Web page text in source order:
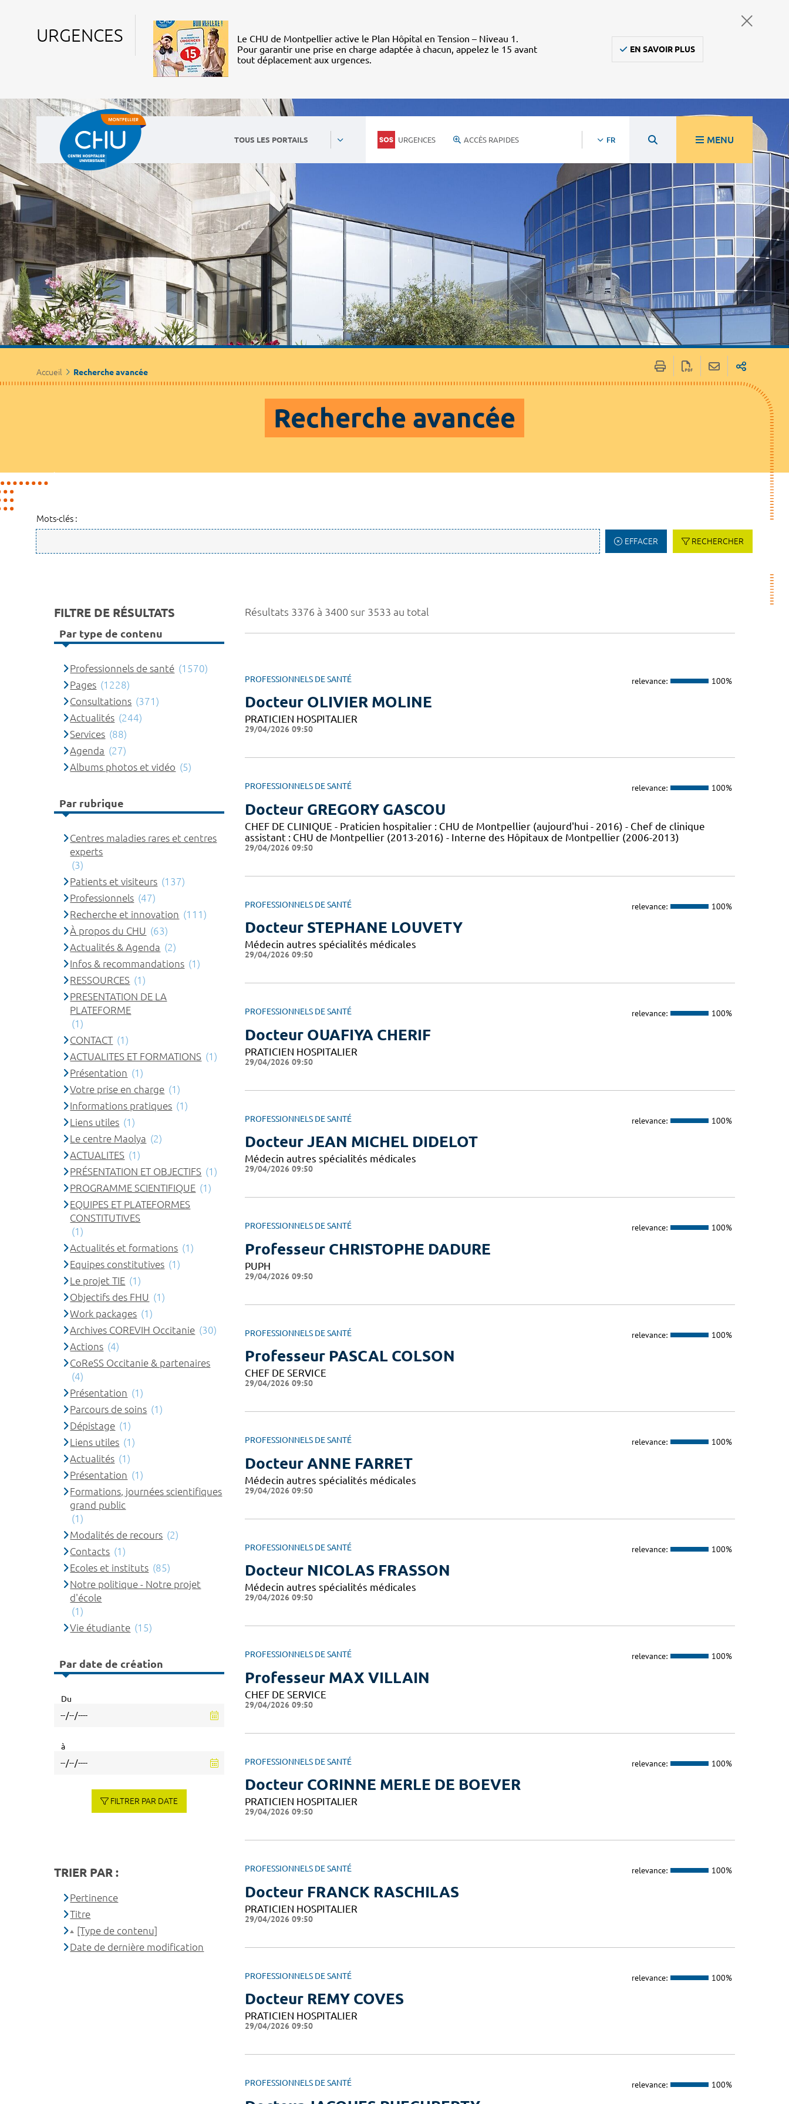
URGENCES
Le CHU de Montpellier active le Plan Hôpital en Tension – Niveau 1.
Pour garantir une prise en charge adaptée à chacun, appelez le 15 avant
tout déplacement aux urgences.
EN SAVOIR PLUS
TOUS LES PORTAILS URGENCES ACCÈS RAPIDES FR MENU
Accueil Recherche avancée
Recherche avancée
Mots-clés :
EFFACER RECHERCHER
Résultats 3376 à 3400 sur 3533 au total
PROFESSIONNELS DE SANTÉ relevance: 100%
Docteur OLIVIER MOLINE
PRATICIEN HOSPITALIER
29/04/2026 09:50
PROFESSIONNELS DE SANTÉ relevance: 100%
Docteur GREGORY GASCOU
CHEF DE CLINIQUE - Praticien hospitalier : CHU de Montpellier (aujourd'hui - 2016) - Chef de clinique
assistant : CHU de Montpellier (2013-2016) - Interne des Hôpitaux de Montpellier (2006-2013)
29/04/2026 09:50
PROFESSIONNELS DE SANTÉ relevance: 100%
Docteur STEPHANE LOUVETY
Médecin autres spécialités médicales
29/04/2026 09:50
PROFESSIONNELS DE SANTÉ relevance: 100%
Docteur OUAFIYA CHERIF
PRATICIEN HOSPITALIER
29/04/2026 09:50
PROFESSIONNELS DE SANTÉ relevance: 100%
Docteur JEAN MICHEL DIDELOT
Médecin autres spécialités médicales
29/04/2026 09:50
PROFESSIONNELS DE SANTÉ relevance: 100%
Professeur CHRISTOPHE DADURE
PUPH
29/04/2026 09:50
PROFESSIONNELS DE SANTÉ relevance: 100%
Professeur PASCAL COLSON
CHEF DE SERVICE
29/04/2026 09:50
PROFESSIONNELS DE SANTÉ relevance: 100%
Docteur ANNE FARRET
Médecin autres spécialités médicales
29/04/2026 09:50
PROFESSIONNELS DE SANTÉ relevance: 100%
Docteur NICOLAS FRASSON
Médecin autres spécialités médicales
29/04/2026 09:50
PROFESSIONNELS DE SANTÉ relevance: 100%
Professeur MAX VILLAIN
CHEF DE SERVICE
29/04/2026 09:50
PROFESSIONNELS DE SANTÉ relevance: 100%
Docteur CORINNE MERLE DE BOEVER
PRATICIEN HOSPITALIER
29/04/2026 09:50
PROFESSIONNELS DE SANTÉ relevance: 100%
Docteur FRANCK RASCHILAS
PRATICIEN HOSPITALIER
29/04/2026 09:50
PROFESSIONNELS DE SANTÉ relevance: 100%
Docteur REMY COVES
PRATICIEN HOSPITALIER
29/04/2026 09:50
PROFESSIONNELS DE SANTÉ relevance: 100%
FILTRE DE RÉSULTATS
Par type de contenu
Professionnels de santé (1570)
Pages (1228)
Consultations (371)
Actualités (244)
Services (88)
Agenda (27)
Albums photos et vidéo (5)
Par rubrique
Centres maladies rares et centres
experts
(3)
Patients et visiteurs (137)
Professionnels (47)
Recherche et innovation (111)
À propos du CHU (63)
Actualités & Agenda (2)
Infos & recommandations (1)
RESSOURCES (1)
PRESENTATION DE LA
PLATEFORME
(1)
CONTACT (1)
ACTUALITES ET FORMATIONS (1)
Présentation (1)
Votre prise en charge (1)
Informations pratiques (1)
Liens utiles (1)
Le centre Maolya (2)
ACTUALITES (1)
PRÉSENTATION ET OBJECTIFS (1)
PROGRAMME SCIENTIFIQUE (1)
EQUIPES ET PLATEFORMES
CONSTITUTIVES
(1)
Actualités et formations (1)
Equipes constitutives (1)
Le projet TIE (1)
Objectifs des FHU (1)
Work packages (1)
Archives COREVIH Occitanie (30)
Actions (4)
CoReSS Occitanie & partenaires
(4)
Présentation (1)
Parcours de soins (1)
Dépistage (1)
Liens utiles (1)
Actualités (1)
Présentation (1)
Formations, journées scientifiques
grand public
(1)
Modalités de recours (2)
Contacts (1)
Ecoles et instituts (85)
Notre politique - Notre projet
d'école
(1)
Vie étudiante (15)
Par date de création
Du
à
FILTRER PAR DATE
TRIER PAR :
Pertinence
Titre
[Type de contenu]
Date de dernière modification